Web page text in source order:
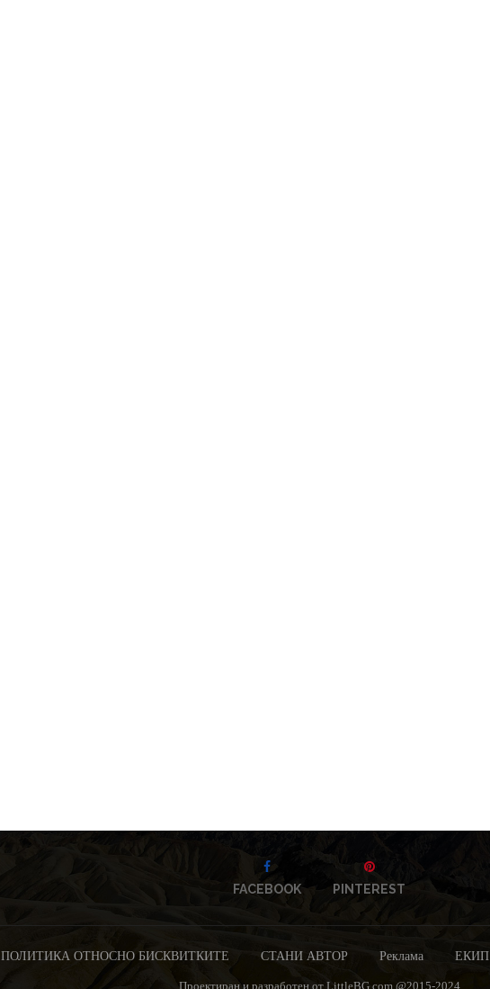
FACEBOOK PINTEREST
ПОЛИТИКА ОТНОСНО БИСКВИТКИТЕ СТАНИ АВТОР Реклама ЕКИП
Проектиран и разработен от LittleBG.com @2015-2024